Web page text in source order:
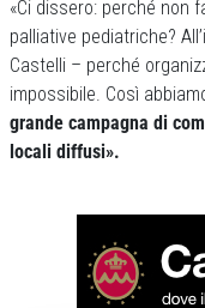
«Ci dissero: perché non
palliative pediatriche?
Castelli – perché
impossibile. Così
grande campagna di
locali diffusi».